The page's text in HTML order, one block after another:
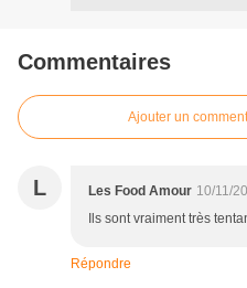
Commentaires
Ajouter un
L Les Food Amour 10/11/
Ils sont vraiment très
Répondre